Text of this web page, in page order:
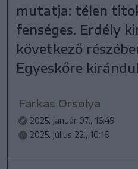
mutatja: télen
fenséges. Erdély
következő
Egyeskőre
Farkas Orsolya
2025. január 07., 16:49
2025. július 22., 10:16